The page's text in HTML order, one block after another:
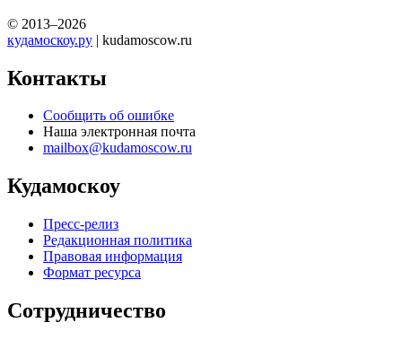
© 2013–2026
кудамоскоу.ру | kudamoscow.ru
Контакты
Сообщить об ошибке
Наша электронная почта
mailbox@kudamoscow.ru
Кудамоскоу
Пресс-релиз
Редакционная политика
Правовая информация
Формат ресурса
Сотрудничество